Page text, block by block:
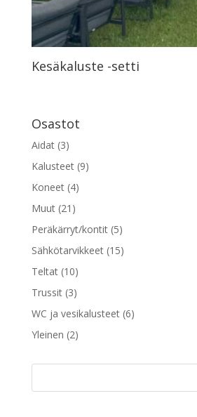
Kesäkaluste -setti
Osastot
Aidat (3)
Kalusteet (9)
Koneet (4)
Muut (21)
Peräkärryt/kontit (5)
Sähkötarvikkeet (15)
Teltat (10)
Trussit (3)
WC ja vesikalusteet (6)
Yleinen (2)